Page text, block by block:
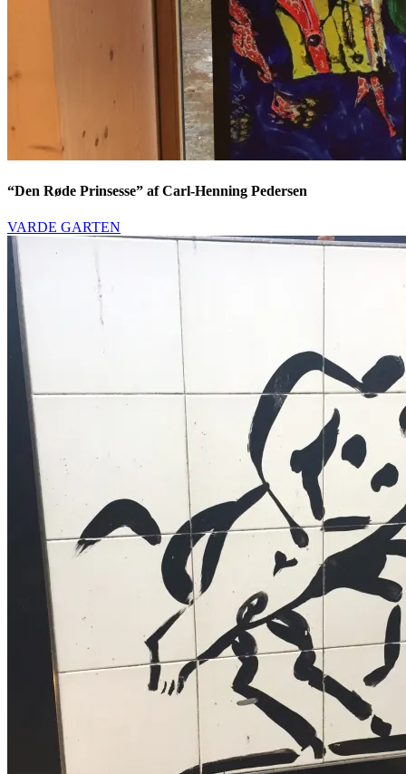
“Den Røde Prinsesse” af Carl-Henning Pedersen
VARDE GARTEN